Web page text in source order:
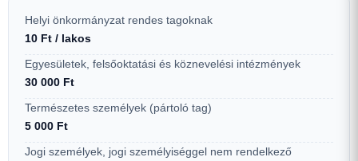
Helyi önkormányzat rendes tagoknak
10 Ft / lakos
Egyesületek, felsőoktatási és köznevelési intézmények
30 000 Ft
Természetes személyek (pártoló tag)
5 000 Ft
Jogi személyek, jogi személyiséggel nem rendelkező